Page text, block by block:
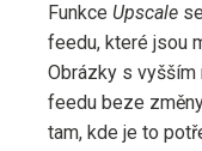
Funkce Upscale
feedu, které jsou
Obrázky s
feedu beze
tam, kde je to